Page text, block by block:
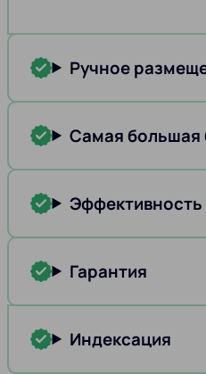
Ручное
Самая большая
Эффективность
Гарантия
Индексация